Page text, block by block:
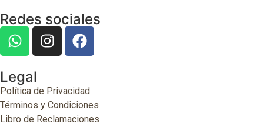
Redes sociales
Legal
Política de Privacidad
Términos y Condiciones
Libro de Reclamaciones